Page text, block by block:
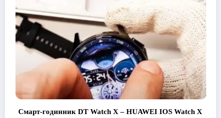
DT Watch X – HUAWEI IOS Watch X
Як зробити